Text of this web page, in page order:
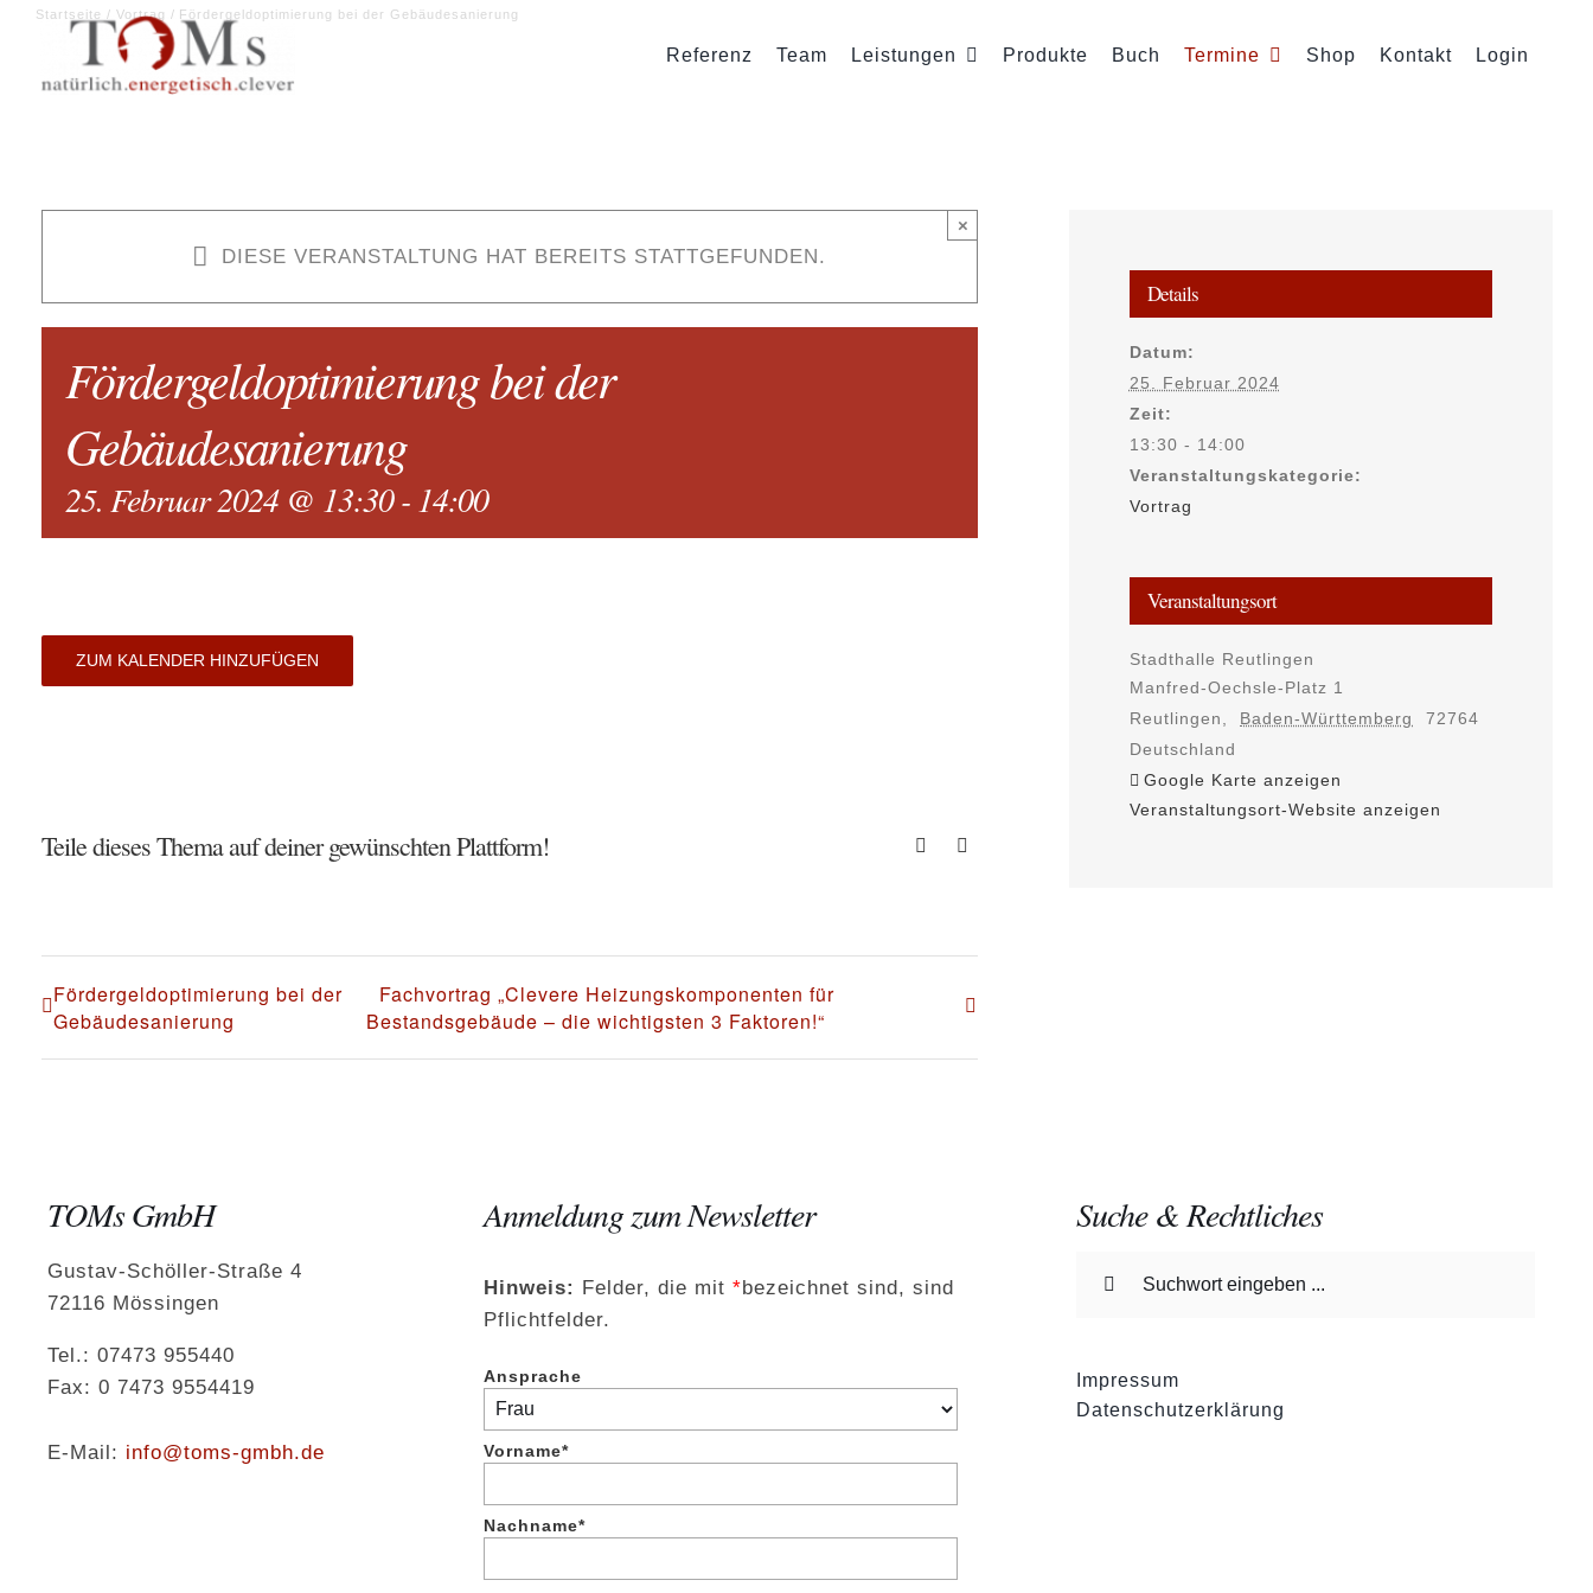
Zum
springen
Referenz Team Leistungen Produkte Buch Termine Shop Kontakt Login
Startseite Vortrag Fördergeldoptimierung bei der Gebäudesanierung
DIESE VERANSTALTUNG HAT BEREITS STATTGEFUNDEN.
×
Fördergeldoptimierung bei der
Gebäudesanierung
25. Februar 2024 @ 13:30-14:00
ZUM KALENDER HINZUFÜGEN
Teile dieses Thema auf deiner gewünschten Plattform! Facebook
E-
Fördergeldoptimierung bei der
Gebäudesanierung
Fachvortrag „Clevere Heizungskomponenten für
Bestandsgebäude – die wichtigsten 3 Faktoren!“
Details
Datum:
25. Februar 2024
Zeit:
13:30 - 14:00
Veranstaltungskategorie:
Vortrag
Veranstaltungsort
Stadthalle Reutlingen
Manfred-Oechsle-Platz 1
Reutlingen, Baden-Württemberg
72764
Deutschland
Google Karte anzeigen
Veranstaltungsort-Website anzeigen
TOMs GmbH
Gustav-Schöller-Straße 4
72116 Mössingen
Tel.: 07473 955440
Fax: 0 7473 9554419
E-Mail: info@toms-gmbh.de
Anmeldung zum Newsletter
Hinweis: Felder, die mit*bezeichnet sind, sind
Pflichtfelder.
Ansprache
Vorname*
Nachname*
Suche & Rechtliches
Impressum
Datenschutzerklärung